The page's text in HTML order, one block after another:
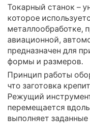
Токарный станок –
которое
металлообработке,
авиационной,
предназначен для
формы и размеров.
Принцип работы
что заготовка
Режущий
перемещается
выполняет